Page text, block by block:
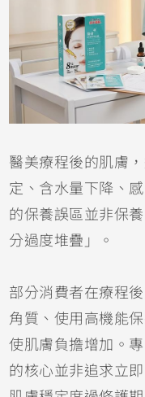
醫美療程後的肌膚
定、含水量下降、
的保養誤區並非保
分過度堆疊」。
部分消費者在療程
角質、使用高機能
使肌膚負擔增加。
的核心並非追求立